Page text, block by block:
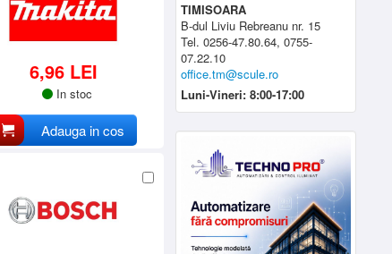
6,96 LEI
In stoc
Adauga in cos
TIMISOARA
B-dul Liviu Rebreanu nr. 15
Tel. 0256-47.80.64, 0755-
07.22.10
office.tm@scule.ro
Luni-Vineri: 8:00-17:00